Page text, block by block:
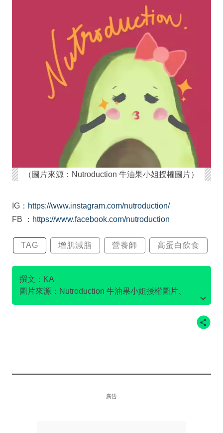
（圖片來源：Nutroduction 牛油果小姐授權圖片）
IG： https://www.instagram.com/nutroduction/
FB ： https://www.facebook.com/nutroduction
TAG 增肌減脂 營養師 高蛋白飲食
撰文：KA
圖片來源：Nutroduction 牛油果小姐授權圖片、
Pexles@Polina Tankilevitch、Pexels@Tim
廣告